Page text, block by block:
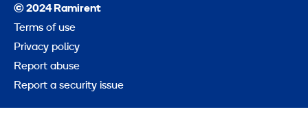
© 2024 Ramirent
Terms of use
Privacy policy
Report abuse
Report a security issue